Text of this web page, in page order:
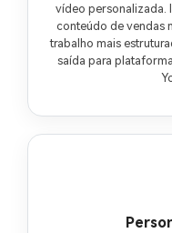
vídeo personalizada.
conteúdo de vendas
trabalho mais
saída para